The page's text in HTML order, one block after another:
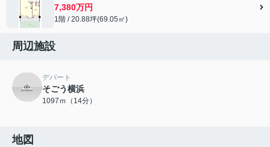
7,380万円
1階 / 20.88坪(69.05㎡)
周辺施設
デパート
そごう横浜
1097ｍ（14分）
地図